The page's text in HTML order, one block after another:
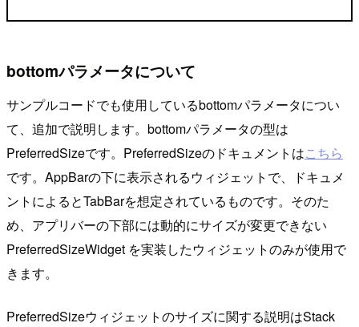
bottomパラメータについて
サンプルコードでも使用しているbottomパラメータについ
て、追加で説明します。bottomパラメータの型は
PreferredSizeです。PreferredSizeのドキュメントはこちら
です。AppBarの下に表示されるウィジェットで、ドキュメ
ントによるとTabBarを想定されているものです。そのた
め、アプリバーの下部には動的にサイズが変更できない
PreferredSizeWidget を実装したウィジェットのみが使用で
きます。
PreferredSizeウィジェットのサイズに関する説明はStack